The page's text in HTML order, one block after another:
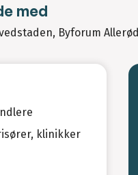
med
Byforum Allerød
klinikker